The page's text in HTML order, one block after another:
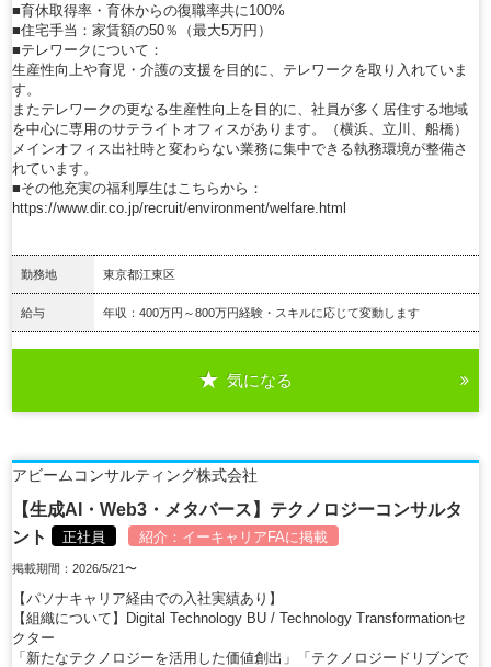
■育休取得率・育休からの復職率共に100%
■住宅手当：家賃額の50％（最大5万円）
■テレワークについて：
生産性向上や育児・介護の支援を目的に、テレワークを取り入れていま
す。
またテレワークの更なる生産性向上を目的に、社員が多く居住する地域
を中心に専用のサテライトオフィスがあります。（横浜、立川、船橋）
メインオフィス出社時と変わらない業務に集中できる執務環境が整備さ
れています。
■その他充実の福利厚生はこちらから：
https://www.dir.co.jp/recruit/environment/welfare.html
勤務地 東京都江東区
給与 年収：400万円～800万円経験・スキルに応じて変動します
気になる
アビームコンサルティング株式会社
【生成AI・Web3・メタバース】テクノロジーコンサルタ
ント
正社員 紹介： イーキャリアFAに掲載
掲載期間：2026/5/21〜
【パソナキャリア経由での入社実績あり】
【組織について】Digital Technology BU / Technology Transformationセ
クター
「新たなテクノロジーを活用した価値創出」「テクノロジードリブンで